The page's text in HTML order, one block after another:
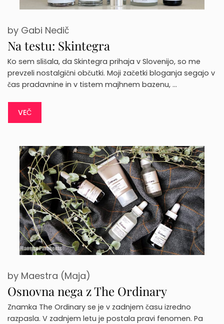
Na testu: Skintegra
by Gabi Nedič
Ko sem slišala, da Skintegra prihaja v Slovenijo, so me
prevzeli nostalgični občutki. Moji začetki bloganja segajo v
čas pradavnine in v tistem majhnem bazenu, …
VEČ
Osnovna nega z The Ordinary
by Maestra (Maja)
Znamka The Ordinary se je v zadnjem času izredno
razpasla. V zadnjem letu je postala pravi fenomen. Pa